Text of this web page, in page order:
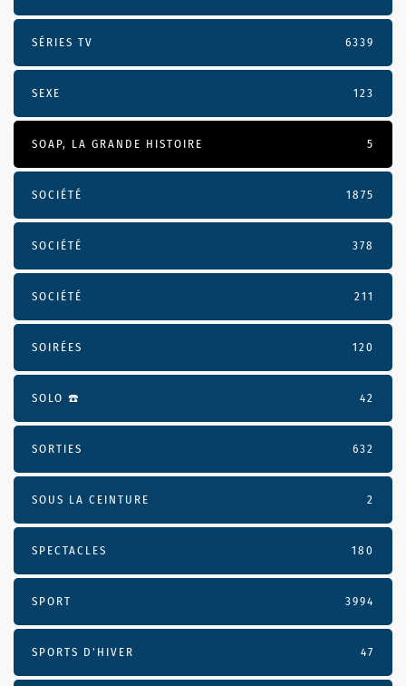
SÉRIES TV 6339
SEXE 123
SOAP, LA GRANDE HISTOIRE 5
SOCIÉTÉ 1875
SOCIÉTÉ 378
SOCIÉTÉ 211
SOIRÉES 120
SOLO ☎️ 42
SORTIES 632
SOUS LA CEINTURE 2
SPECTACLES 180
SPORT 3994
SPORTS D'HIVER 47